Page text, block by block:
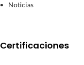
Noticias
Certificaciones